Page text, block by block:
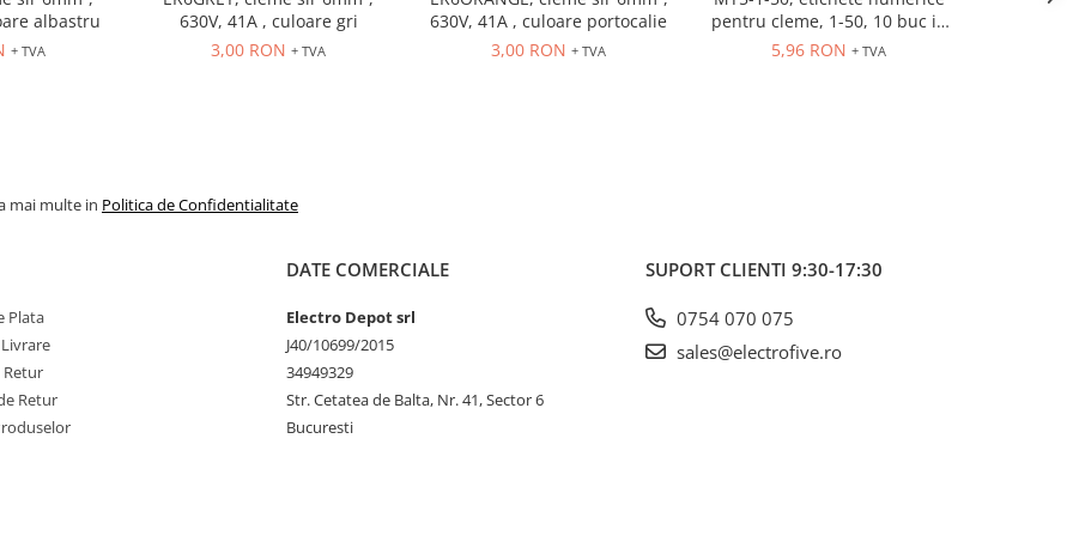
albastru
+ TVA
630V, 41A , culoare gri
3,00 RON + TVA
630V, 41A , culoare portocalie
3,00 RON + TVA
pentru cleme, 1-50, 10 buc in
cutie
5,96 RON + TVA
mai multe in Politica de Confidentialitate
Plata
Retur
Retur
DATE COMERCIALE
Electro Depot srl
J40/10699/2015
34949329
Str. Cetatea de Balta, Nr. 41, Sector 6
Bucuresti
SUPORT CLIENTI 9:30-17:30
0754 070 075
sales@electrofive.ro